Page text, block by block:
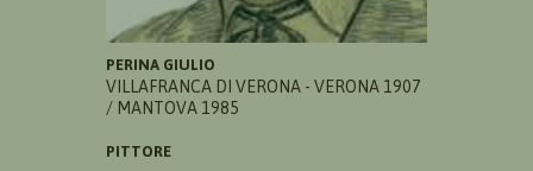
PERINA GIULIO
VILLAFRANCA DI VERONA - VERONA 1907
/ MANTOVA 1985
PITTORE